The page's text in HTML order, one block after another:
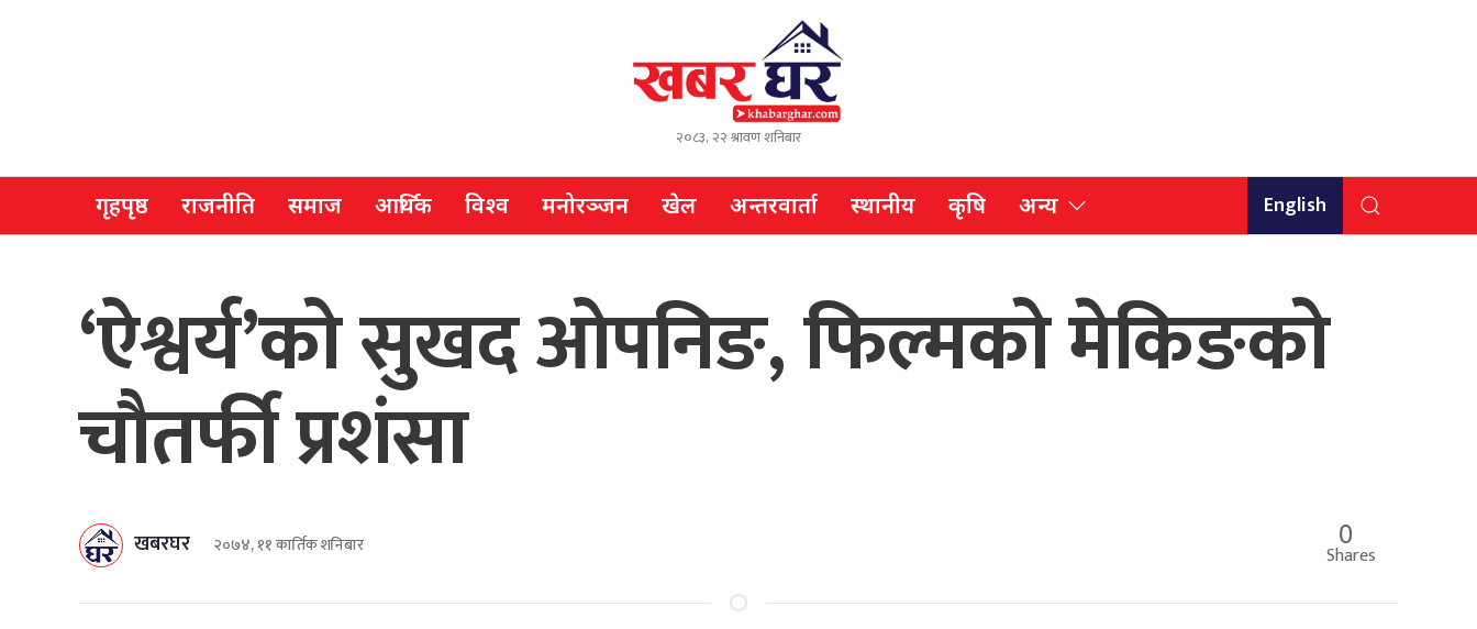
२०८३, २२ श्रावण शनिबार
गृहपृष्ठ राजनीति समाज आर्थिक विश्व मनोरञ्जन खेल अन्तरवार्ता स्थानीय कृषि अन्य English
‘ऐश्वर्य’को सुखद ओपनिङ, फिल्मको मेकिङको
चौतर्फी प्रशंसा
खबरघर २०७४, ११ कार्तिक शनिबार 0
Shares